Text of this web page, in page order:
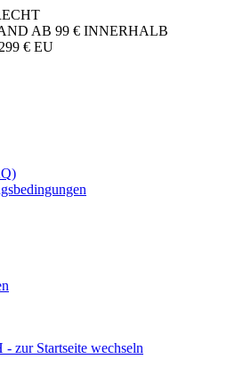
AB 99 € INNERHALB
€ EU